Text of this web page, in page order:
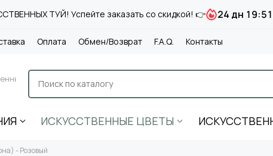
ТУЙ! Успейте заказать со скидкой! 👉 24 дн
Оплата Обмен/Возврат F.A.Q. Контакты
ИСКУССТВЕННЫЕ ЦВЕТЫ
- Розовый